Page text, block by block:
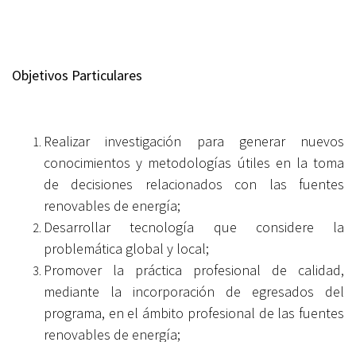
Objetivos Particulares
Realizar investigación para generar nuevos
conocimientos y metodologías útiles en la toma
de decisiones relacionados con las fuentes
renovables de energía;
Desarrollar tecnología que considere la
problemática global y local;
Promover la práctica profesional de calidad,
mediante la incorporación de egresados del
programa, en el ámbito profesional de las fuentes
renovables de energía;